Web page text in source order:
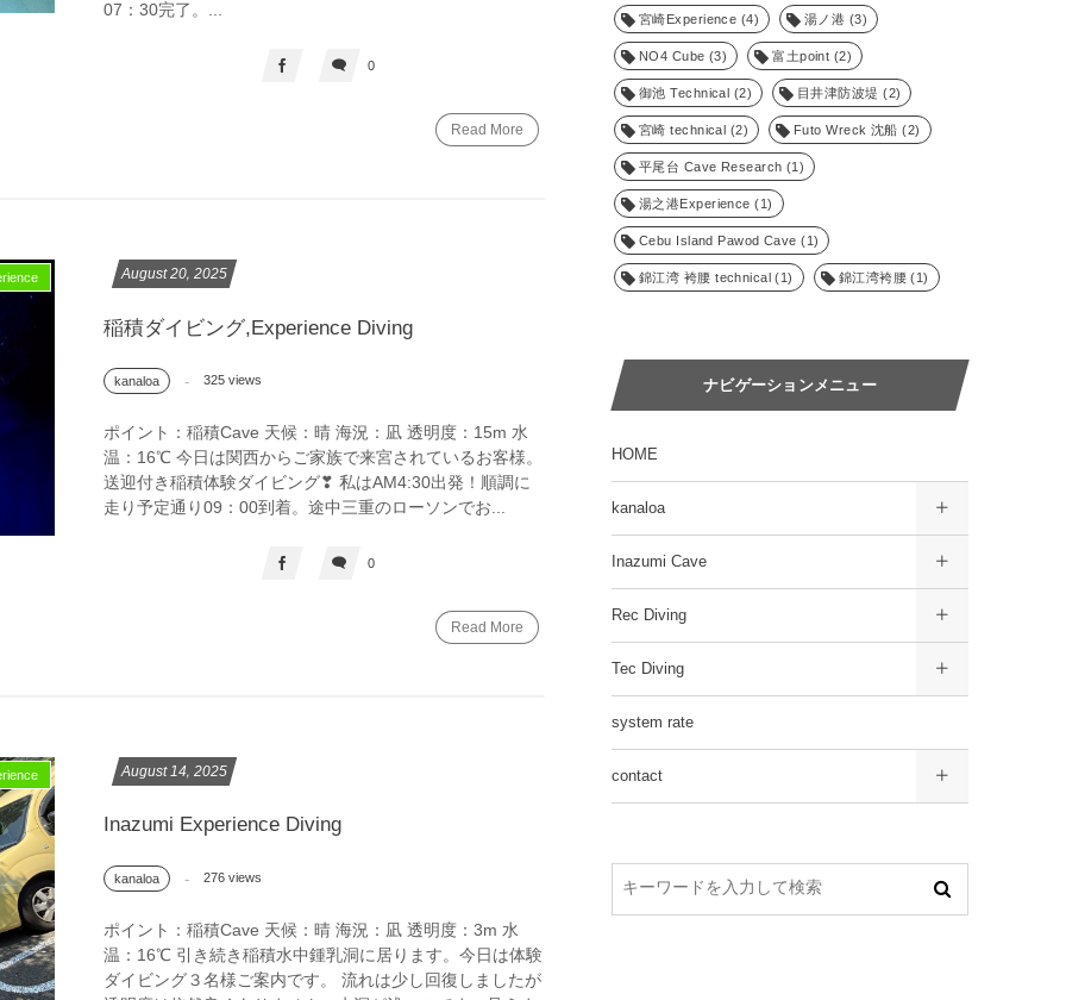
07：30完了。...
0
Read More
August 20,2025
稲積ダイビング,Experience Diving
kanaloa 325 views
ポイント：稲積Cave 天候：晴 海況：凪 透明度：15m 水
温：16℃ 今日は関西からご家族で来宮されているお客様。
送迎付き稲積体験ダイビング❣ 私はAM4:30出発！順調に
走り予定通り09：00到着。途中三重のローソンでお...
0
Read More
August 14,2025
Inazumi Experience Diving
kanaloa 276 views
ポイント：稲積Cave 天候：晴 海況：凪 透明度：3m 水
温：16℃ 引き続き稲積水中鍾乳洞に居ります。今日は体験
ダイビング３名様ご案内です。 流れは少し回復しましたが
宮崎Experience (4) 湯ノ港 (3)
NO4 Cube (3) 富土point (2)
御池 Technical (2) 目井津防波堤 (2)
宮崎 technical (2) Futo Wreck 沈船 (2)
平尾台 Cave Research (1)
湯之港Experience (1)
Cebu Island Pawod Cave (1)
錦江湾 袴腰 technical (1) 錦江湾袴腰 (1)
ナビゲーションメニュー
HOME
kanaloa
Inazumi Cave
Rec Diving
Tec Diving
system rate
contact